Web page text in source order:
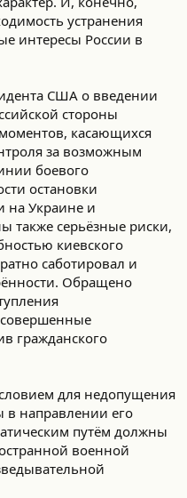
устранения
интересы России в
США о введении
стороны
касающихся
за возможным
боевого
остановки
на Украине и
также серьёзные риски,
киевского
саботировал и
Обращено
совершенные
гражданского
для недопущения
в направлении его
путём должны
военной